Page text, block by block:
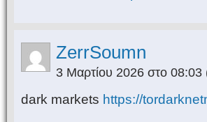
ZerrSoumn
3 Μαρτίου 2026 στο 08:03
dark markets https://